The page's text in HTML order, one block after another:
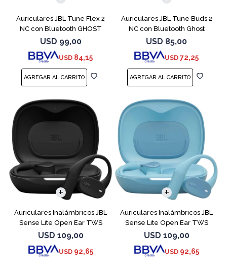
Auriculares JBL Tune Flex 2
NC con Bluetooth GHOST
EDITION
USD 99,00
USD 84,15
Auriculares JBL Tune Buds 2
NC con Bluetooth Ghost
USD 85,00
USD 72,25
Auriculares Inalámbricos JBL
Sense Lite Open Ear TWS
Negro
USD 109,00
USD 92,65
Auriculares Inalámbricos JBL
Sense Lite Open Ear TWS
Azul
USD 109,00
USD 92,65